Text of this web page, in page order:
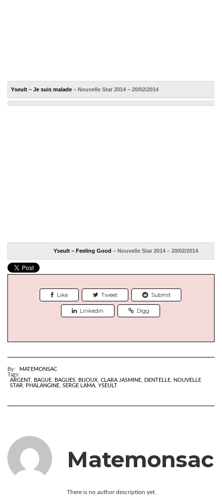
Yseult – Je suis malade – Nouvelle Star 2014 – 20/02/2014
Yseult – Feeling Good – Nouvelle Star 2014 – 20/02/2014
Like Tweet Submit
Linkedin Digg
By:
MATEMONSAC
Tags:
ARGENT, BAGUE BAGUES BIJOUX CLARA JASMINE DENTELLE
NOUVELLE
STAR
PHALANGINE SERGE LAMA YSEULT
Matemonsac
There is no author description yet.